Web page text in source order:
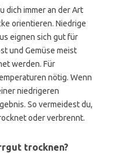
dich immer an der Art
orientieren. Niedrige
eignen sich gut für
und Gemüse meist
werden. Für
nötig. Wenn
niedrigeren
So vermeidest du,
oder verbrennt.
trocknen?